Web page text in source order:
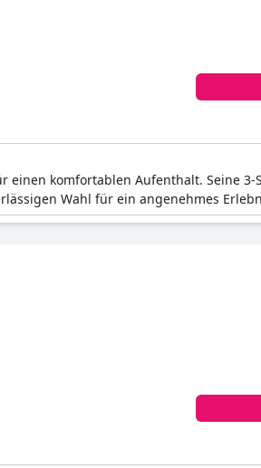
komfortablen Aufenthalt. Seine
Wahl für ein angenehmes